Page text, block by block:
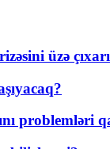
üzə
problemləri